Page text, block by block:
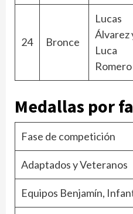
24 Bronce
Lucas
Álvarez
Luca
Romero
Medallas por
Fase de competición
Adaptados y Veteranos
Equipos Benjamín,